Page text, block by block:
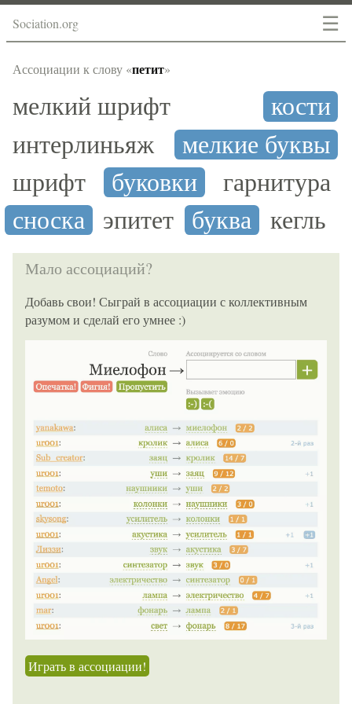
☰
Sociation.org
Ассоциации к слову «петит»
мелкий шрифт
кости
интерлиньяж
мелкие буквы
шрифт
буковки
гарнитура
сноска эпитет буква кегль
Мало ассоциаций?
Добавь свои! Сыграй в ассоциации с коллективным
разумом и сделай его умнее :)
Играть в ассоциации!